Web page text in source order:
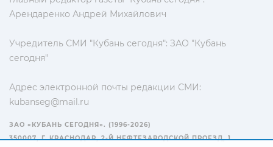
Арендаренко Андрей Михайлович
Учредитель СМИ "Кубань сегодня": ЗАО "Кубань
сегодня"
Адрес электронной почты редакции СМИ:
kubanseg@mail.ru
ЗАО «КУБАНЬ СЕГОДНЯ». (1996-2026)
350007, Г. КРАСНОДАР, 2-Й НЕФТЕЗАВОДСКОЙ ПРОЕЗД, 1